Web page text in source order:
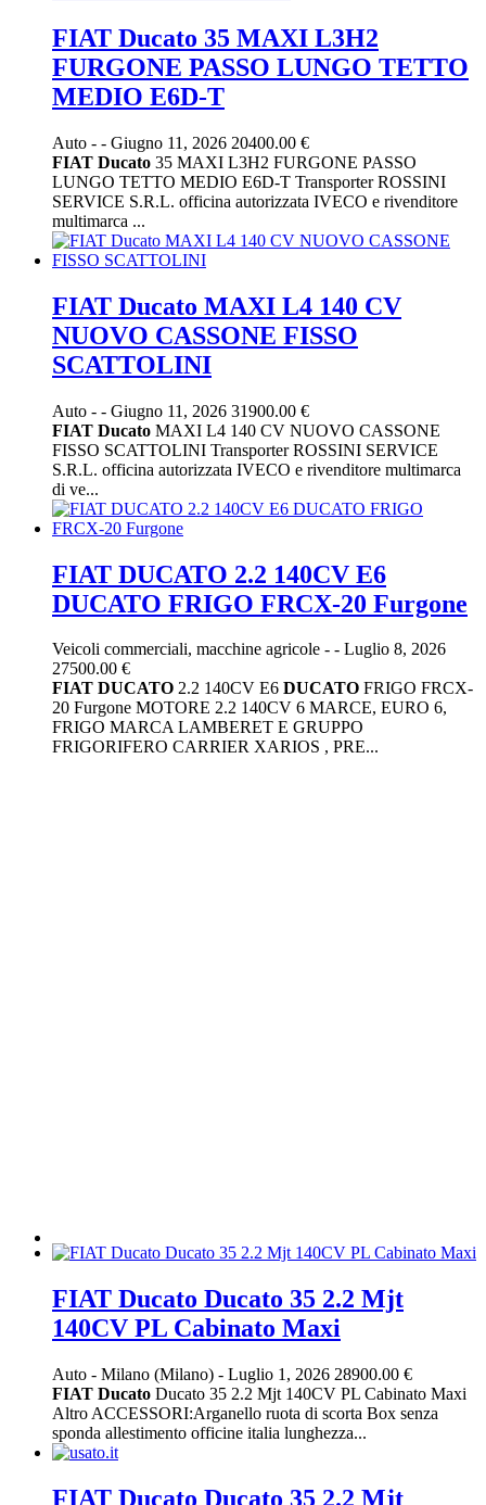
FIAT Ducato 35 MAXI L3H2
FURGONE PASSO LUNGO TETTO
MEDIO E6D-T
Auto - - Giugno 11, 2026 20400.00 €
FIAT Ducato 35 MAXI L3H2 FURGONE PASSO
LUNGO TETTO MEDIO E6D-T Transporter ROSSINI
SERVICE S.R.L. officina autorizzata IVECO e rivenditore
multimarca ...
FIAT Ducato MAXI L4 140 CV
NUOVO CASSONE FISSO
SCATTOLINI
Auto - - Giugno 11, 2026 31900.00 €
FIAT Ducato MAXI L4 140 CV NUOVO CASSONE
FISSO SCATTOLINI Transporter ROSSINI SERVICE
S.R.L. officina autorizzata IVECO e rivenditore multimarca
di ve...
FIAT DUCATO 2.2 140CV E6
DUCATO FRIGO FRCX-20 Furgone
Veicoli commerciali, macchine agricole - - Luglio 8, 2026
27500.00 €
FIAT DUCATO 2.2 140CV E6 DUCATO FRIGO FRCX-
20 Furgone MOTORE 2.2 140CV 6 MARCE, EURO 6,
FRIGO MARCA LAMBERET E GRUPPO
FRIGORIFERO CARRIER XARIOS , PRE...
FIAT Ducato Ducato 35 2.2 Mjt
140CV PL Cabinato Maxi
Auto - Milano (Milano) - Luglio 1, 2026 28900.00 €
FIAT Ducato Ducato 35 2.2 Mjt 140CV PL Cabinato Maxi
Altro ACCESSORI:Arganello ruota di scorta Box senza
sponda allestimento officine italia lunghezza...
FIAT Ducato Ducato 35 2.2 Mjt